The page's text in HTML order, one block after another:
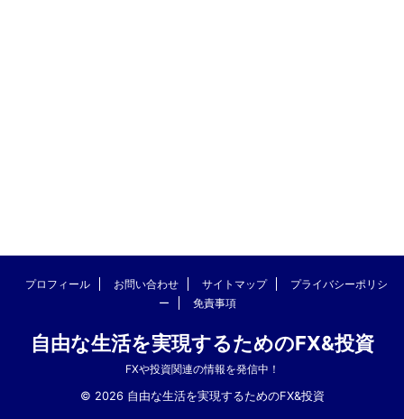
プロフィール お問い合わせ サイトマップ
プライバシーポリシ
ー
免責事項
自由な生活を実現するためのFX&投資
FXや投資関連の情報を発信中！
© 2026 自由な生活を実現するためのFX&投資